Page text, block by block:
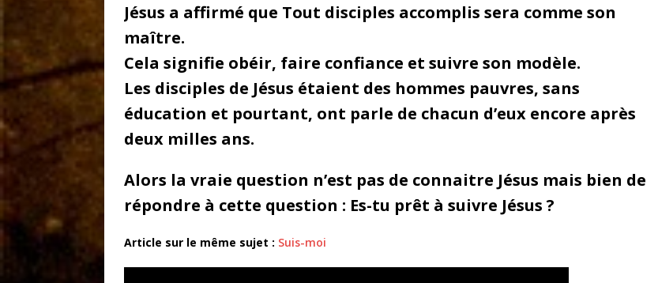
Jésus a affirmé que Tout disciples accomplis sera comme son
maître.
Cela signifie obéir, faire confiance et suivre son modèle.
Les disciples de Jésus étaient des hommes pauvres, sans
éducation et pourtant, ont parle de chacun d’eux encore après
deux milles ans.
Alors la vraie question n’est pas de connaitre Jésus mais bien de
répondre à cette question : Es-tu prêt à suivre Jésus ?
Article sur le même sujet : Suis-moi